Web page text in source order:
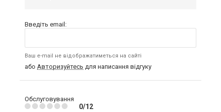
Введіть email:
Ваш e-mail не відображатиметься на сайті
або Авторизуйтесь для написання відгуку
Обслуговування
0/12